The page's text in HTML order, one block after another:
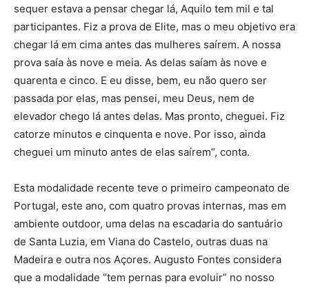
sequer estava a pensar chegar lá, Aquilo tem mil e tal
participantes. Fiz a prova de Elite, mas o meu objetivo era
chegar lá em cima antes das mulheres saírem. A nossa
prova saía às nove e meia. As delas saíam às nove e
quarenta e cinco. E eu disse, bem, eu não quero ser
passada por elas, mas pensei, meu Deus, nem de
elevador chego lá antes delas. Mas pronto, cheguei. Fiz
catorze minutos e cinquenta e nove. Por isso, ainda
cheguei um minuto antes de elas saírem”, conta.
Esta modalidade recente teve o primeiro campeonato de
Portugal, este ano, com quatro provas internas, mas em
ambiente outdoor, uma delas na escadaria do santuário
de Santa Luzia, em Viana do Castelo, outras duas na
Madeira e outra nos Açores. Augusto Fontes considera
que a modalidade “tem pernas para evoluir” no nosso